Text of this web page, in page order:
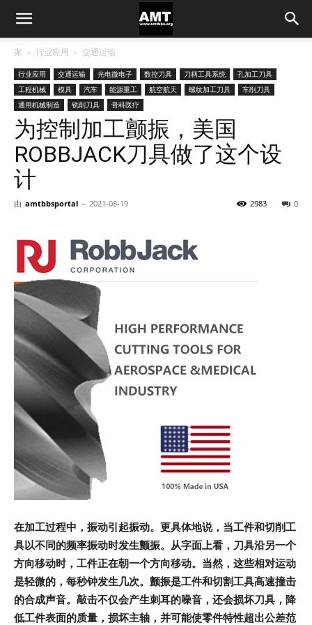
家 行业应用 交通运输
行业应用 交通运输 光电微电子 数控刀具 刀柄工具系统
孔加工刀具
工程机械
模具 汽车 能源重工 航空航天 螺纹加工刀具
车削刀具
通用机械制造
铣削刀具 骨科医疗
为控制加工颤振，美国
ROBBJACK刀具做了这个设
计
由 amtbbsportal - 2021-08-19 0
2983
在加工过程中，振动引起振动。更具体地说，当工件和切削工
具以不同的频率振动时发生颤振。从字面上看，刀具沿另一个
方向移动时，工件正在朝一个方向移动。当然，这些相对运动
是轻微的，每秒钟发生几次。颤振是工件和切割工具高速撞击
的合成声音。敲击不仅会产生刺耳的噪音，还会损坏刀具，降
低工件表面的质量，损坏主轴，并可能使零件特性超出公差范